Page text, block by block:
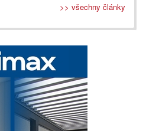
>> všechny články